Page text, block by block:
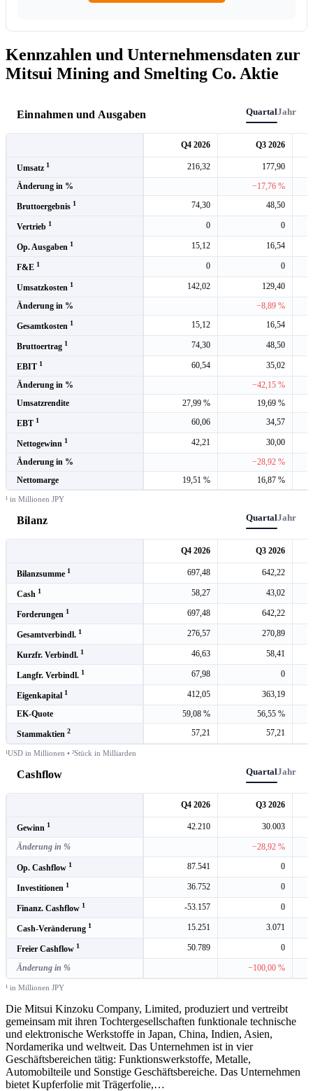
Kennzahlen und Unternehmensdaten zur
Mitsui Mining and Smelting Co. Aktie
Einnahmen und Ausgaben QuartalJahr
Q4 2026 Q3 2026
Umsatz 1 216,32
177,90
Änderung in %
−17,76 %
Bruttoergebnis 1 74,30 48,50
Vertrieb 1 0 0
Op. Ausgaben 1 15,12 16,54
F&E 1 0 0
Umsatzkosten 1 142,02
129,40
Änderung in %
−8,89 %
Gesamtkosten 1 15,12 16,54
Bruttoertrag 1 74,30 48,50
EBIT 1 60,54
35,02
Änderung in %
−42,15 %
Umsatzrendite
27,99 % 19,69 %
EBT 1 60,06 34,57
Nettogewinn 1 42,21
30,00
Änderung in %
−28,92 %
Nettomarge
19,51 % 16,87 %
¹ in Millionen JPY
Bilanz QuartalJahr
Q4 2026 Q3 2026
Bilanzsumme 1 697,48 642,22
Cash 1 58,27 43,02
Forderungen 1 697,48 642,22
Gesamtverbindl. 1 276,57 270,89
Kurzfr. Verbindl. 1 46,63 58,41
Langfr. Verbindl. 1 67,98 0
Eigenkapital 1 412,05
363,19
EK-Quote
59,08 % 56,55 %
Stammaktien 2 57,21 57,21
¹USD in Millionen • ²Stück in Milliarden
Cashflow QuartalJahr
Q4 2026 Q3 2026
Gewinn 1 42.210 30.003
Änderung in % −28,92 %
Op. Cashflow 1 87.541 0
Investitionen 1 36.752 0
Finanz. Cashflow 1 -53.157 0
Cash-Veränderung 1 15.251 3.071
Freier Cashflow 1 50.789 0
Änderung in % −100,00 %
¹ in Millionen JPY
Die Mitsui Kinzoku Company, Limited, produziert und vertreibt
gemeinsam mit ihren Tochtergesellschaften funktionale technische
und elektronische Werkstoffe in Japan, China, Indien, Asien,
Nordamerika und weltweit. Das Unternehmen ist in vier
Geschäftsbereichen tätig: Funktionswerkstoffe, Metalle,
Automobilteile und Sonstige Geschäftsbereiche. Das Unternehmen
bietet Kupferfolie mit Trägerfolie,…